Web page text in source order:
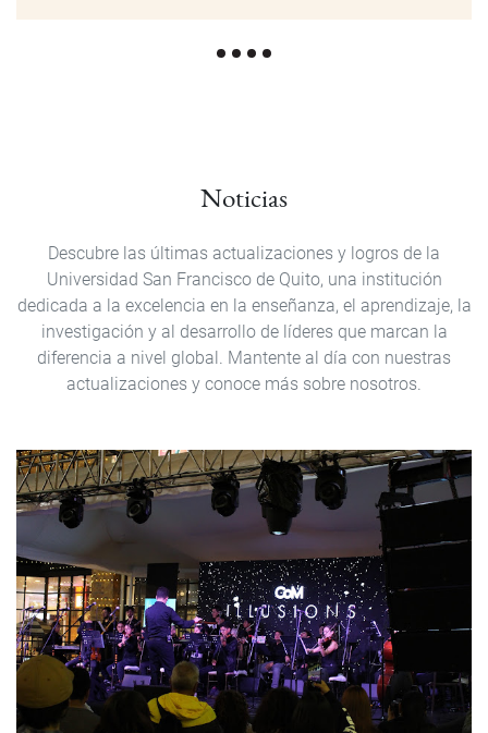
Noticias
Descubre las últimas actualizaciones y logros de la
Universidad San Francisco de Quito, una institución
dedicada a la excelencia en la enseñanza, el aprendizaje, la
investigación y al desarrollo de líderes que marcan la
diferencia a nivel global. Mantente al día con nuestras
actualizaciones y conoce más sobre nosotros.